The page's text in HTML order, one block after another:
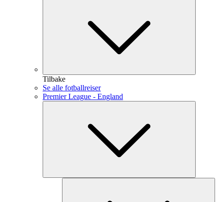
Tilbake
Se alle fotballreiser
Premier League - England